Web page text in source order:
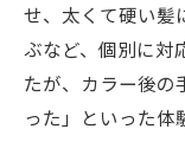
せ、太くて硬い髪
ぶなど、個別に対
たが、カラー後の
った」といった体